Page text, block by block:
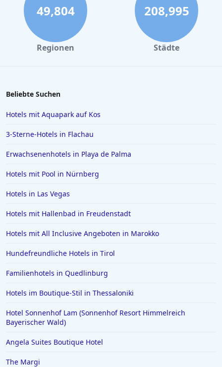
Luxushotels in Marrakesch
Luxushotels an der Nordsee
Luxushotels auf Korsika
49,804
Regionen
208,995
Städte
Beliebte Suchen
Hotels mit Aquapark auf Kos
3-Sterne-Hotels in Flachau
Erwachsenenhotels in Playa de Palma
Hotels mit Pool in Nürnberg
Hotels in Las Vegas
Hotels mit Hallenbad in Freudenstadt
Hotels mit All Inclusive Angeboten in Marokko
Hundefreundliche Hotels in Tirol
Familienhotels in Quedlinburg
Hotels im Boutique-Stil in Thessaloniki
Hotel Sonnenhof Lam (Sonnenhof Resort Himmelreich
Bayerischer Wald)
Angela Suites Boutique Hotel
The Margi